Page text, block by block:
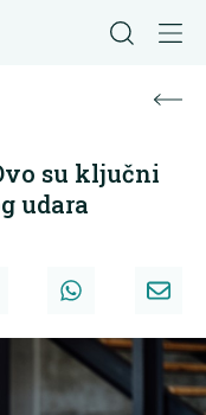
su ključni
udara